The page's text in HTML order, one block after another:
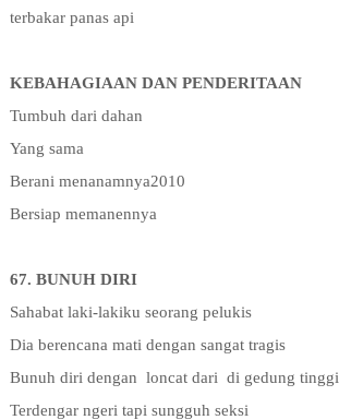
terbakar panas api
KEBAHAGIAAN DAN PENDERITAAN
Tumbuh dari dahan
Yang sama
Berani menanamnya2010
Bersiap memanennya
67. BUNUH DIRI
Sahabat laki-lakiku seorang pelukis
Dia berencana mati dengan sangat tragis
Bunuh diri dengan loncat dari di gedung tinggi
Terdengar ngeri tapi sungguh seksi